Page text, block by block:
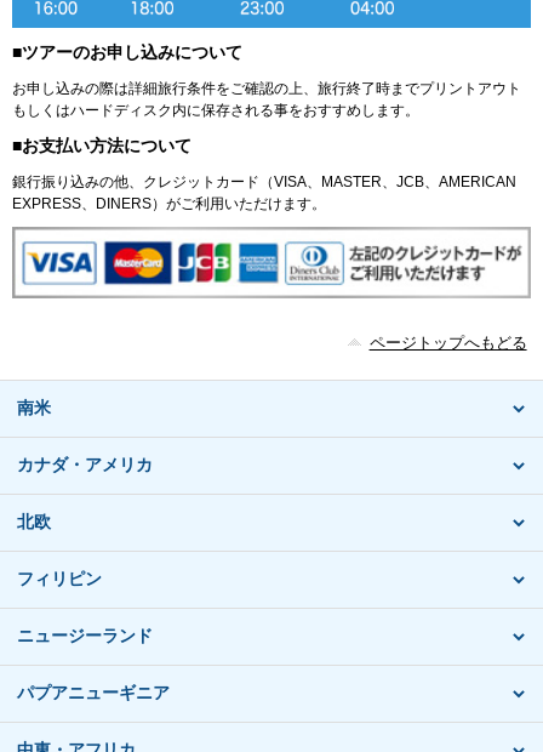
■ツアーのお申し込みについて
お申し込みの際は詳細旅行条件をご確認の上、旅行終了時までプリントアウト
もしくはハードディスク内に保存される事をおすすめします。
■お支払い方法について
銀行振り込みの他、クレジットカード（VISA、MASTER、JCB、AMERICAN
EXPRESS、DINERS）がご利用いただけます。
ページトップへもどる
南米
カナダ・アメリカ
北欧
フィリピン
ニュージーランド
パプアニューギニア